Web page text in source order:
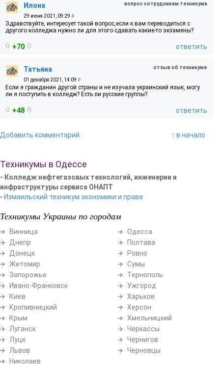
вопрос сотрудникам техникума
Илона
29 июня 2021, 09:29 #
Здравствуйте, интересует такой вопрос,если к вам переводиться с
другого колледжа нужно ли для этого сдавать какие-то экзамены?
+70 ответить
отзыв об техникуме
Татьяна
01 декабря 2021, 14:09 #
Если я гражданин другой страны и не изучала украинский язык, могу
ли я поступить в колледж? Есть ли русские группы?
+48 ответить
Добавить комментарий ↑ в начало
Техникумы в Одессе
- Колледж нефтегазовых технологий, инженерии и
инфраструктуры сервиса ОНАПТ
- Измаильский техникум экономики и права
Техникумы Украины по городам
Винница
Днепр
Донецк
Житомир
Запорожье
Ивано-Франковск
Киев
Кропивницкий
Крым
Луганск
Луцк
Львов
Николаев
Одесса
Полтава
Ровно
Сумы
Тернополь
Ужгород
Харьков
Херсон
Хмельницкий
Черкассы
Чернигов
Черновцы